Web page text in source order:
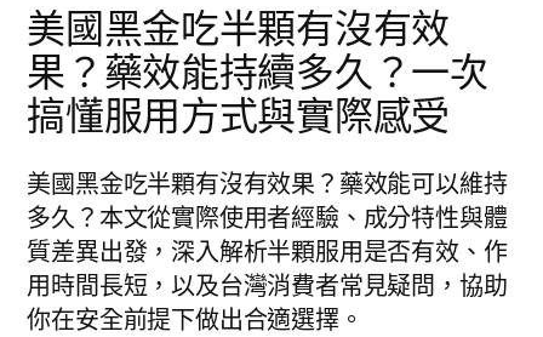
美國黑金吃半顆有沒有效
果？藥效能持續多久？一次
搞懂服用方式與實際感受
美國黑金吃半顆有沒有效果？藥效能可以維持
多久？本文從實際使用者經驗、成分特性與體
質差異出發，深入解析半顆服用是否有效、作
用時間長短，以及台灣消費者常見疑問，協助
你在安全前提下做出合適選擇。